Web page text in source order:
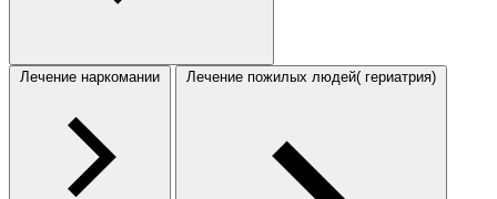
Лечение наркомании Лечение пожилых людей( гериатрия)